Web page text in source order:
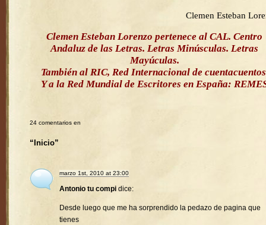
Clemen Esteban
Clemen Esteban Lorenzo pertenece al CAL. Centro
Andaluz de las Letras. Letras Minúsculas. Letras
Mayúculas.
También al RIC, Red Internacional de
Y a la Red Mundial de Escritores en España:
24 comentarios en
“Inicio”
marzo 1st, 2010 at 23:00
Antonio tu compi dice:
Desde luego que me ha sorprendido la pedazo de pagina que
tienes